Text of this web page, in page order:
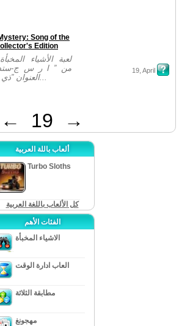
Song of the
Edition
لعبة الأشياء
من ” ا ر س ج-
العنوان ”ذي سبيريتس...
19, April
← 19 →
ألعاب باللة العربية
Turbo Sloths
كل الألعاب باللغة العربية
الفئات الأهم
الاشياء المخبأة
العاب ادارة الوقت
مطابقة الثلاثة
مهجونغ